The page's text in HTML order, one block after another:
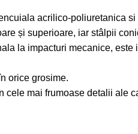
acrilico-poliuretanica
și superioare, iar stâlpii
la impacturi mecanice,
orice grosime.
cele mai frumoase detalii ale